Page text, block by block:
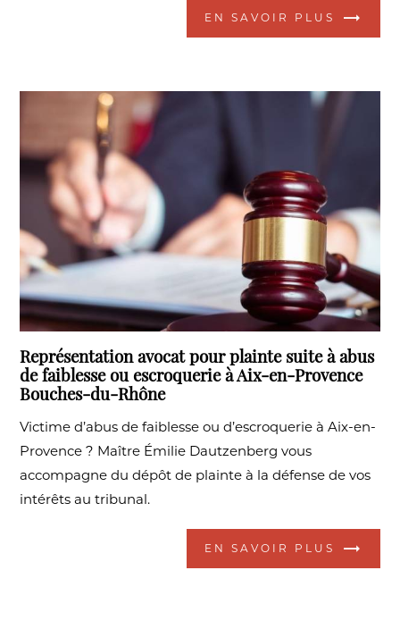
EN SAVOIR PLUS
Représentation avocat pour plainte suite à abus
de faiblesse ou escroquerie à Aix-en-Provence
Bouches-du-Rhône
Victime d’abus de faiblesse ou d’escroquerie à Aix-en-
Provence ? Maître Émilie Dautzenberg vous
accompagne du dépôt de plainte à la défense de vos
intérêts au tribunal.
EN SAVOIR PLUS